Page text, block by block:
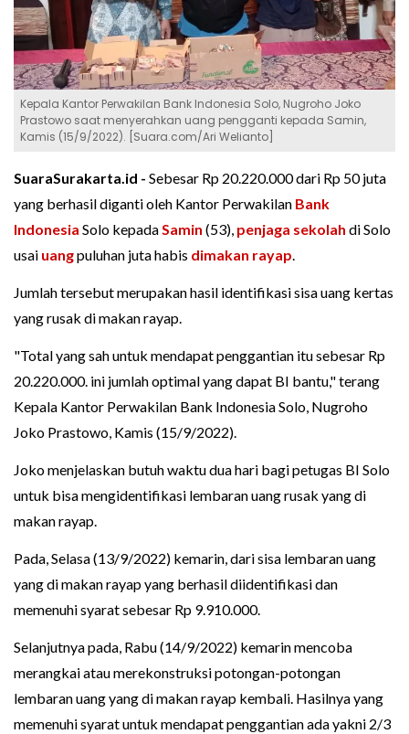
Kepala Kantor Perwakilan Bank Indonesia Solo, Nugroho Joko
Prastowo saat menyerahkan uang pengganti kepada Samin,
Kamis (15/9/2022). [Suara.com/Ari Welianto]
SuaraSurakarta.id - Sebesar Rp 20.220.000 dari Rp 50 juta
yang berhasil diganti oleh Kantor Perwakilan Bank
Indonesia Solo kepadaSamin (53), penjaga sekolah di Solo
usai uangpuluhan juta habis dimakan rayap.
Jumlah tersebut merupakan hasil identifikasi sisa uang kertas
yang rusak di makan rayap.
"Total yang sah untuk mendapat penggantian itu sebesar Rp
20.220.000. ini jumlah optimal yang dapat BI bantu," terang
Kepala Kantor Perwakilan Bank Indonesia Solo, Nugroho
Joko Prastowo, Kamis (15/9/2022).
Joko menjelaskan butuh waktu dua hari bagi petugas BI Solo
untuk bisa mengidentifikasi lembaran uang rusak yang di
makan rayap.
Pada, Selasa (13/9/2022) kemarin, dari sisa lembaran uang
yang di makan rayap yang berhasil diidentifikasi dan
memenuhi syarat sebesar Rp 9.910.000.
Selanjutnya pada, Rabu (14/9/2022) kemarin mencoba
merangkai atau merekonstruksi potongan-potongan
lembaran uang yang di makan rayap kembali. Hasilnya yang
memenuhi syarat untuk mendapat penggantian ada yakni 2/3